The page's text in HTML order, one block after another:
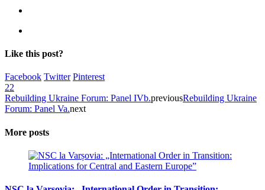
Like this post?
Facebook Twitter Pinterest
22
Rebuilding Ukraine Forum: Panel IVb.previousRebuilding Ukraine
Forum: Panel Va.next
More posts